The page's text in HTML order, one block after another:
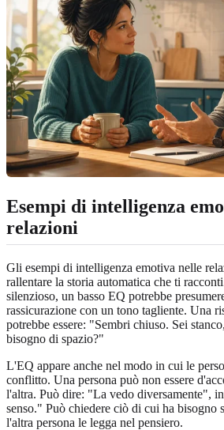
Esempi di intelligenza
relazioni
Gli esempi di intelligenza emotiva nelle
rallentare la storia automatica che ti
silenzioso, un basso EQ potrebbe
rassicurazione con un tono tagliente. Una
potrebbe essere: "Sembri chiuso. Sei
bisogno di spazio?"
L'EQ appare anche nel modo in cui le
conflitto. Una persona può non essere
l'altra. Può dire: "La vedo diversamente",
senso." Può chiedere ciò di cui ha bisogno
l'altra persona le legga nel pensiero.